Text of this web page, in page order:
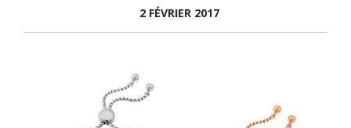
2 FÉVRIER 2017